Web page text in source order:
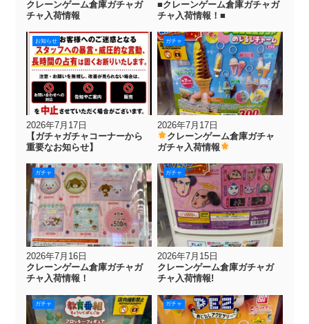
クレーンゲーム倉庫ガチャガ
チャ入荷情報
■クレーンゲーム倉庫ガチャガ
チャ入荷情報！■
お知らせ
2026年7月17日
【ガチャガチャコーナーから
重要なお知らせ】
ガチャ
2026年7月17日
クレーンゲーム倉庫ガチャ
ガチャ入荷情報
ガチャ
2026年7月16日
クレーンゲーム倉庫ガチャガ
チャ入荷情報！
ガチャ
2026年7月15日
クレーンゲーム倉庫ガチャガ
チャ入荷情報!
ガチャ ガチャ